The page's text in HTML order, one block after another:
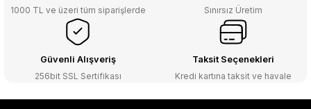
1000 TL ve üzeri tüm siparişlerde
Sınırsız Üretim
Güvenli Alışveriş
256bit SSL Sertifikası
Taksit Seçenekleri
Kredi kartına taksit ve havale